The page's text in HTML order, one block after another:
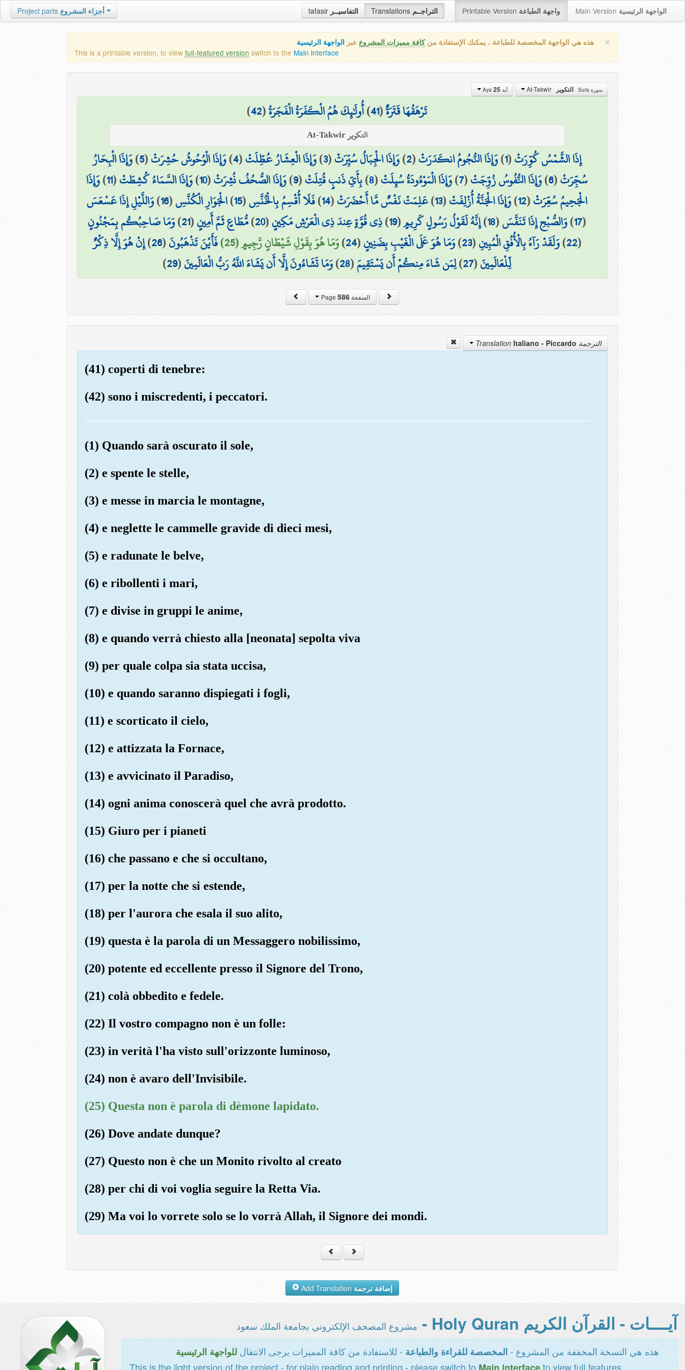
tafasir التفاسيــر Translations التراجــم Printable Version واجهة الطباعة Main Version الواجهة الرئيسية Project parts أجزاء المشروع
× هذه هي الواجهة المخصصة للطباعة ، يمكنك الإستفادة منكافة مميزات المشروع عبر الواجهة الرئيسية
This is a printable version, to view full-featured version switch to the Main interface
سورة Sura التكوير آية Aya 25
تَرْهَقُهَا قَتَرَةٌ(
41
)أُولَٰئِكَ هُمُ الْكَفَرَةُ الْفَجَرَةُ(
42
)
التكوير At-Takwir
إِذَا الشَّمْسُ كُوِّرَتْ(
1
)وَإِذَا النُّجُومُ انكَدَرَتْ(
2
)وَإِذَا الْجِبَالُ سُيِّرَتْ(
3
)وَإِذَا الْعِشَارُ عُطِّلَتْ(
4
)وَإِذَا الْوُحُوشُ حُشِرَتْ(
5
)وَإِذَا الْبِحَارُ
سُجِّرَتْ(
6
)وَإِذَا النُّفُوسُ زُوِّجَتْ(
7
)وَإِذَا الْمَوْءُودَةُ سُئِلَتْ(
8
)بِأَيِّ ذَنبٍ قُتِلَتْ(
9
)وَإِذَا الصُّحُفُ نُشِرَتْ(
10
)وَإِذَا السَّمَاءُ كُشِطَتْ(
11
)وَإِذَا
الْجَحِيمُ سُعِّرَتْ(
12
)وَإِذَا الْجَنَّةُ أُزْلِفَتْ(
13
)عَلِمَتْ نَفْسٌ مَّا أَحْضَرَتْ(
14
)فَلَا أُقْسِمُ بِالْخُنَّسِ(
15
)الْجَوَارِ الْكُنَّسِ(
16
)وَاللَّيْلِ إِذَا عَسْعَسَ
(
17
)وَالصُّبْحِ إِذَا تَنَفَّسَ(
18
)إِنَّهُ لَقَوْلُ رَسُولٍ كَرِيمٍ(
19
)ذِي قُوَّةٍ عِندَ ذِي الْعَرْشِ مَكِينٍ(
20
)مُّطَاعٍ ثَمَّ أَمِينٍ(
21
)وَمَا صَاحِبُكُم بِمَجْنُونٍ
(
22
)وَلَقَدْ رَآهُ بِالْأُفُقِ الْمُبِينِ(
23
)وَمَا هُوَ عَلَى الْغَيْبِ بِضَنِينٍ(
24
)وَمَا هُوَ بِقَوْلِ شَيْطَانٍ رَّجِيمٍ (25) فَأَيْنَ تَذْهَبُونَ(
26
)إِنْ هُوَ إِلَّا ذِكْرٌ
لِّلْعَالَمِينَ(
27
)لِمَن شَاءَ مِنكُمْ أَن يَسْتَقِيمَ(
28
)وَمَا تَشَاءُونَ إِلَّا أَن يَشَاءَ اللَّهُ رَبُّ الْعَالَمِينَ(
29
)
الصفحة Page586
الترجمة Translation Italiano - Piccardo
(41) coperti di tenebre:
(42) sono i miscredenti, i peccatori.
(1) Quando sarà oscurato il sole,
(2) e spente le stelle,
(3) e messe in marcia le montagne,
(4) e neglette le cammelle gravide di dieci mesi,
(5) e radunate le belve,
(6) e ribollenti i mari,
(7) e divise in gruppi le anime,
(8) e quando verrà chiesto alla [neonata] sepolta viva
(9) per quale colpa sia stata uccisa,
(10) e quando saranno dispiegati i fogli,
(11) e scorticato il cielo,
(12) e attizzata la Fornace,
(13) e avvicinato il Paradiso,
(14) ogni anima conoscerà quel che avrà prodotto.
(15) Giuro per i pianeti
(16) che passano e che si occultano,
(17) per la notte che si estende,
(18) per l'aurora che esala il suo alito,
(19) questa è la parola di un Messaggero nobilissimo,
(20) potente ed eccellente presso il Signore del Trono,
(21) colà obbedito e fedele.
(22) Il vostro compagno non è un folle:
(23) in verità l'ha visto sull'orizzonte luminoso,
(24) non è avaro dell'Invisibile.
(25) Questa non è parola di dèmone lapidato.
(26) Dove andate dunque?
(27) Questo non è che un Monito rivolto al creato
(28) per chi di voi voglia seguire la Retta Via.
(29) Ma voi lo vorrete solo se lo vorrà Allah, il Signore dei mondi.
إضافة ترجمة
آيــــات - القرآن الكريم Holy Quran - مشروع المصحف الإلكتروني بجامعة الملك سعود
هذه هي النسخة المخففة من المشروع - المخصصة للقراءة والطباعة - للاستفادة من كافة المميزات يرجى الانتقالللواجهة الرئيسية
This is the light version of the project - for plain reading and printing - please switch to
to view full features